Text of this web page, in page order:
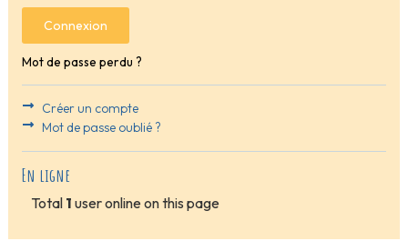
Connexion
Mot de passe perdu ?
Créer un compte
Mot de passe oublié ?
En ligne
Total 1 user online on this page